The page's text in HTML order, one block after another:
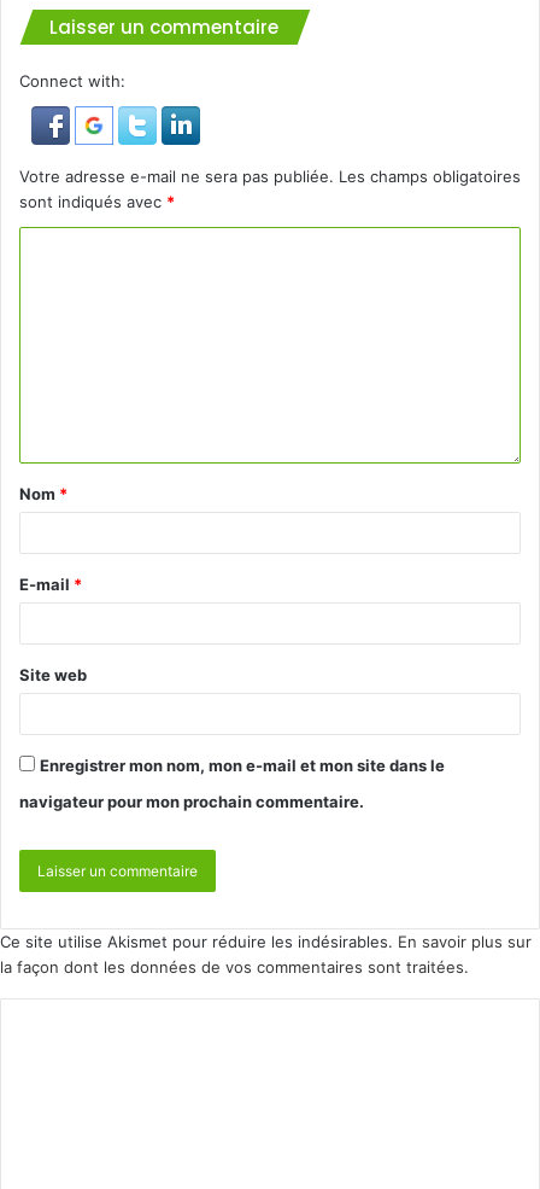
Laisser un commentaire
Connect with:
Votre adresse e-mail ne sera pas publiée. Les champs obligatoires
sont indiqués avec *
Nom *
E-mail *
Site web
Enregistrer mon nom, mon e-mail et mon site dans le
navigateur pour mon prochain commentaire.
Ce site utilise Akismet pour réduire les indésirables. En savoir plus sur
la façon dont les données de vos commentaires sont traitées.